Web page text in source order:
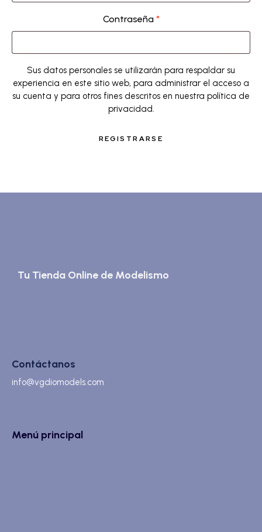
Contraseña *
Sus datos personales se utilizarán para respaldar su
experiencia en este sitio web, para administrar el acceso a
su cuenta y para otros fines descritos en nuestra política de
privacidad
REGISTRARSE
Tu Tienda Online de Modelismo
Contáctanos
info@vgdiomodels.com
Menú principal